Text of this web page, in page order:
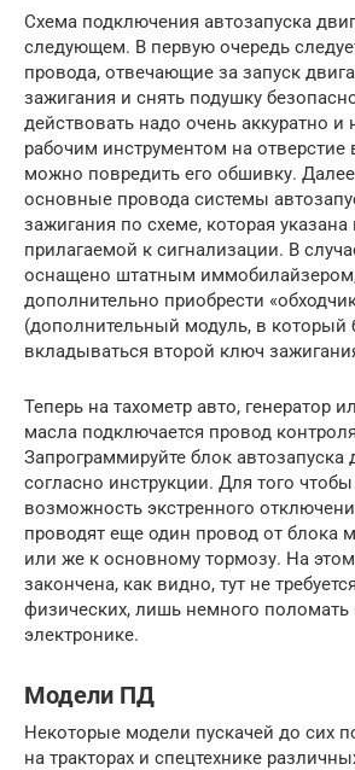
Схема подключения автозапуска
следующем. В первую очередь
провода, отвечающие за запуск
зажигания и снять подушку
действовать надо очень аккуратно и
рабочим инструментом на отверстие
можно повредить его обшивку.
основные провода системы
зажигания по схеме, которая указана
прилагаемой к сигнализации. В
оснащено штатным
дополнительно приобрести
(дополнительный модуль, в который
вкладываться второй ключ
Теперь на тахометр авто, генератор
масла подключается провод
Запрограммируйте блок автозапуска
согласно инструкции. Для того
возможность экстренного
проводят еще один провод от блока
или же к основному тормозу. На
закончена, как видно, тут не
физических, лишь немного поломать
электронике.
Модели ПД
Некоторые модели пускачей до сих
на тракторах и спецтехнике